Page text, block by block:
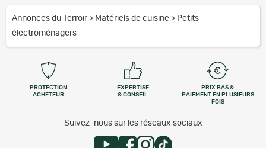
Annonces du Terroir > Matériels de cuisine > Petits
électroménagers
PROTECTION
ACHETEUR
EXPERTISE
& CONSEIL
PRIX BAS &
PAIEMENT EN PLUSIEURS
FOIS
Suivez-nous sur les réseaux sociaux